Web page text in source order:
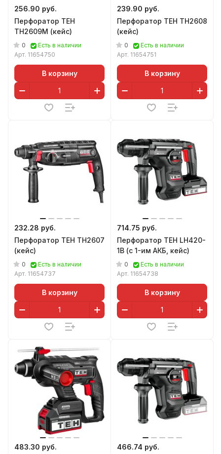
256.90 руб.
Перфоратор TEH
TH2609M (кейс)
0
Есть в наличии
Арт. 11654750
В корзину
239.90 руб.
Перфоратор TEH TH2608
(кейс)
0
Есть в наличии
Арт. 11654751
В корзину
232.28 руб.
Перфоратор TEH TH2607
(кейс)
0
Есть в наличии
Арт. 11654737
В корзину
714.75 руб.
Перфоратор TEH LH420-
1B (с 1-им АКБ, кейс)
0
Есть в наличии
Арт. 11654738
В корзину
483.30 руб.
466.74 руб.